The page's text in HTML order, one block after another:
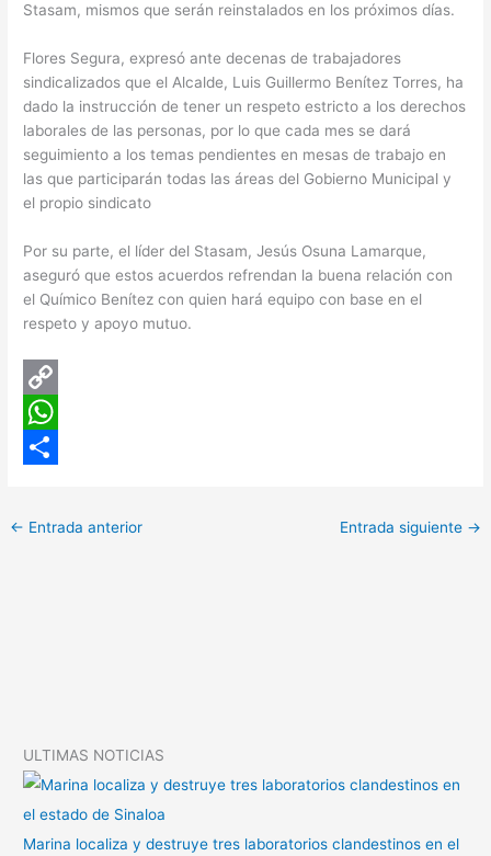
Stasam, mismos que serán reinstalados en los próximos días.
Flores Segura, expresó ante decenas de trabajadores
sindicalizados que el Alcalde, Luis Guillermo Benítez Torres, ha
dado la instrucción de tener un respeto estricto a los derechos
laborales de las personas, por lo que cada mes se dará
seguimiento a los temas pendientes en mesas de trabajo en
las que participarán todas las áreas del Gobierno Municipal y
el propio sindicato
Por su parte, el líder del Stasam, Jesús Osuna Lamarque,
aseguró que estos acuerdos refrendan la buena relación con
el Químico Benítez con quien hará equipo con base en el
respeto y apoyo mutuo.
C
oW
r
← Entrada anterior Entrada siguiente →
ULTIMAS NOTICIAS
Marina localiza y destruye tres laboratorios clandestinos en el